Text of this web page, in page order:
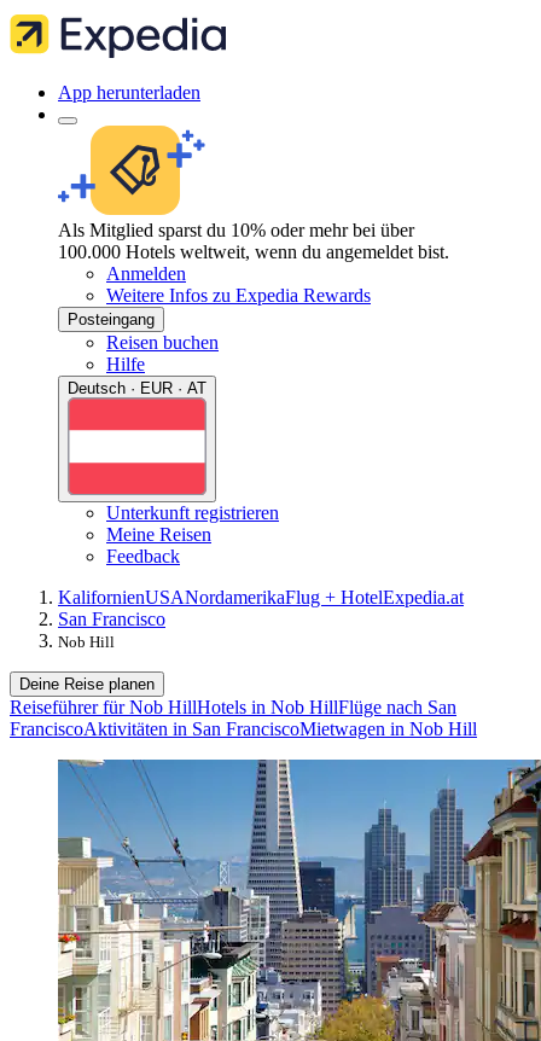
App herunterladen
Als Mitglied sparst du 10% oder mehr bei über
100.000 Hotels weltweit, wenn du angemeldet bist.
Anmelden
Weitere Infos zu Expedia Rewards
Posteingang
Reisen buchen
Hilfe
Deutsch · EUR · AT
Unterkunft registrieren
Meine Reisen
Feedback
KalifornienUSANordamerikaFlug + HotelExpedia.at
San Francisco
Nob Hill
Deine Reise planen
Reiseführer für Nob HillHotels in Nob HillFlüge nach San
FranciscoAktivitäten in San FranciscoMietwagen in Nob Hill